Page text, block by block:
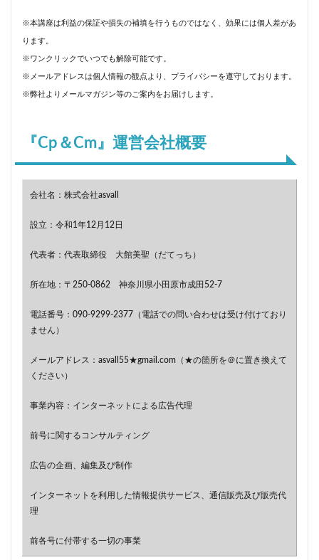
※本講座は利益の保証や損失の補填を行うものではなく、効果には個人差があ
ります。
※ワンクリックでいつでも解除可能です。
※メールアドレスは個人情報の観点より、プライバシーを遵守しております。
※弊社よりメールマガジン等のご案内をお届けします。
『Cp＆Cm』運営会社概要
会社名：株式会社asvall
設立：令和1年12月12日
代表者：代表取締役 大館美聖（だてっち）
所在地：〒250-0862 神奈川県小田原市成田52-7
電話番号：090-9299-2377（電話での問い合わせは受け付けており
ません）
メールアドレス：asvall55★gmail.com（★の箇所を＠に置き換えて
ください）
事業内容：インターネットによる広告代理
前号に関するコンサルティング
広告の企画、編集及び制作
インターネットを利用した情報提供サービス、通信販売及び販売代
理
前各号に付帯する一切の事業